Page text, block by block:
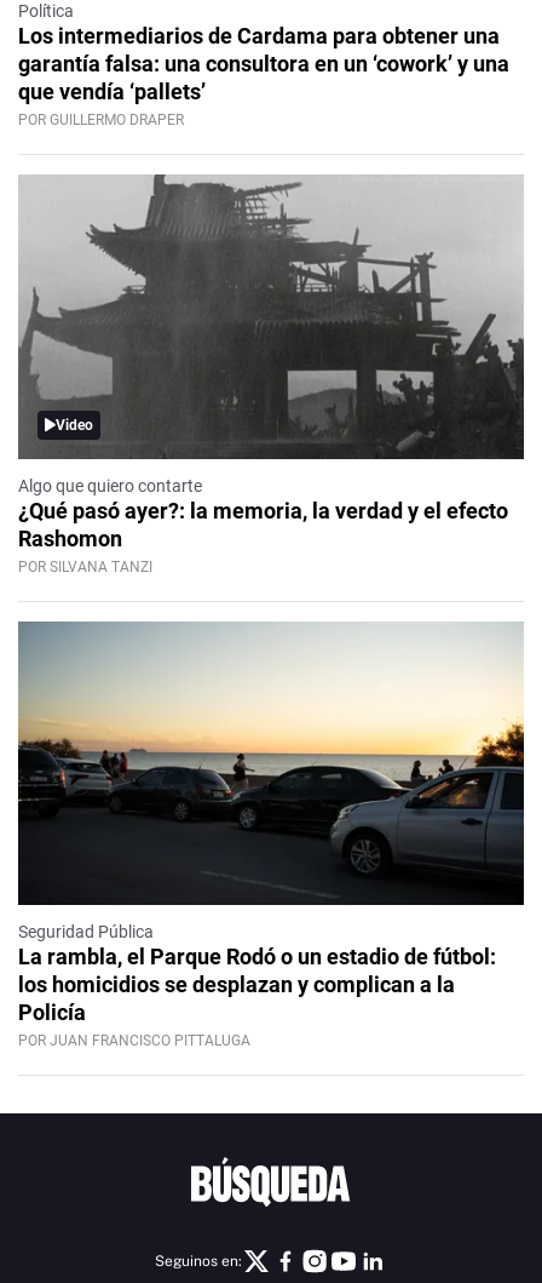
Política
Los intermediarios de Cardama para obtener una
garantía falsa: una consultora en un ‘cowork’ y una
que vendía ‘pallets’
POR GUILLERMO DRAPER
Video
Algo que quiero contarte
¿Qué pasó ayer?: la memoria, la verdad y el efecto
Rashomon
POR SILVANA TANZI
Seguridad Pública
La rambla, el Parque Rodó o un estadio de fútbol:
los homicidios se desplazan y complican a la
Policía
POR JUAN FRANCISCO PITTALUGA
Seguinos en: